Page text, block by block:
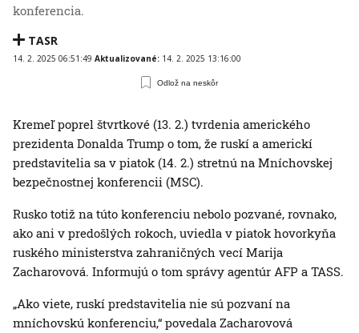
konferencia.
TASR
14. 2. 2025 06:51:49 Aktualizované: 14. 2. 2025 13:16:00
Odlož na neskôr
Kremeľ poprel štvrtkové (13. 2.) tvrdenia amerického
prezidenta Donalda Trump o tom, že ruskí a americkí
predstavitelia sa v piatok (14. 2.) stretnú na Mníchovskej
bezpečnostnej konferencii (MSC).
Rusko totiž na túto konferenciu nebolo pozvané, rovnako,
ako ani v predošlých rokoch, uviedla v piatok hovorkyňa
ruského ministerstva zahraničných vecí Marija
Zacharovová. Informujú o tom správy agentúr AFP a TASS.
„Ako viete, ruskí predstavitelia nie sú pozvaní na
mníchovskú konferenciu,“ povedala Zacharovová